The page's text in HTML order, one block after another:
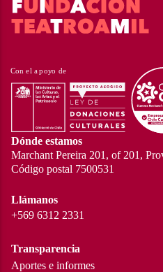
Dónde estamos
Marchant Pereira 201, of 201,
Código postal 7500531
Llámanos
+569 6312 2331
Transparencia
Aportes e informes